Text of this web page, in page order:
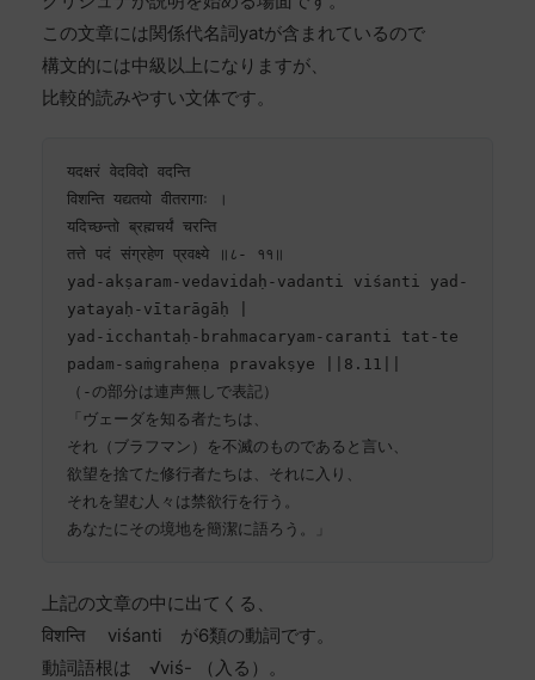
この文章には関係代名詞yatが含まれているので
構文的には中級以上になりますが、
比較的読みやすい文体です。
यदक्षरं वेदविदो वदन्ति
विशन्ति यद्यतयो वीतरागाः ।
यदिच्छन्तो ब्रह्मचर्यं चरन्ति
तत्ते पदं संग्रहेण प्रवक्ष्ये ॥८- ११॥
yad-akṣaram-vedavidaḥ-vadanti viśanti yad-
yatayaḥ-vītarāgāḥ |
yad-icchantaḥ-brahmacaryam-caranti tat-te
padam-saṁgraheṇa pravakṣye ||8.11||
（-の部分は連声無しで表記）
「ヴェーダを知る者たちは、
それ（ブラフマン）を不滅のものであると言い、
欲望を捨てた修行者たちは、それに入り、
それを望む人々は禁欲行を行う。
あなたにその境地を簡潔に語ろう。」
上記の文章の中に出てくる、
विशन्ति viśanti が6類の動詞です。
動詞語根は √viś- （入る）。